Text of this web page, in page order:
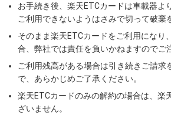
お手続き後、楽天ETCカードは車載器よ
ご利用できないようはさみで切って破棄
そのまま楽天ETCカードをご利用になり
合、弊社では責任を負いかねますのでご
ご利用残高がある場合は引き続きご請求
で、あらかじめご了承ください。
楽天ETCカードのみの解約の場合は、楽
ざいません。